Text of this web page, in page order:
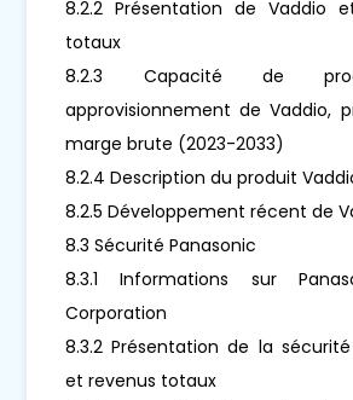
8.2.2 Présentation de Vaddio
totaux
8.2.3 Capacité de
approvisionnement de Vaddio,
marge brute (2023-2033)
8.2.4 Description du produit
8.2.5 Développement récent de
8.3 Sécurité Panasonic
8.3.1 Informations sur
Corporation
8.3.2 Présentation de la
et revenus totaux